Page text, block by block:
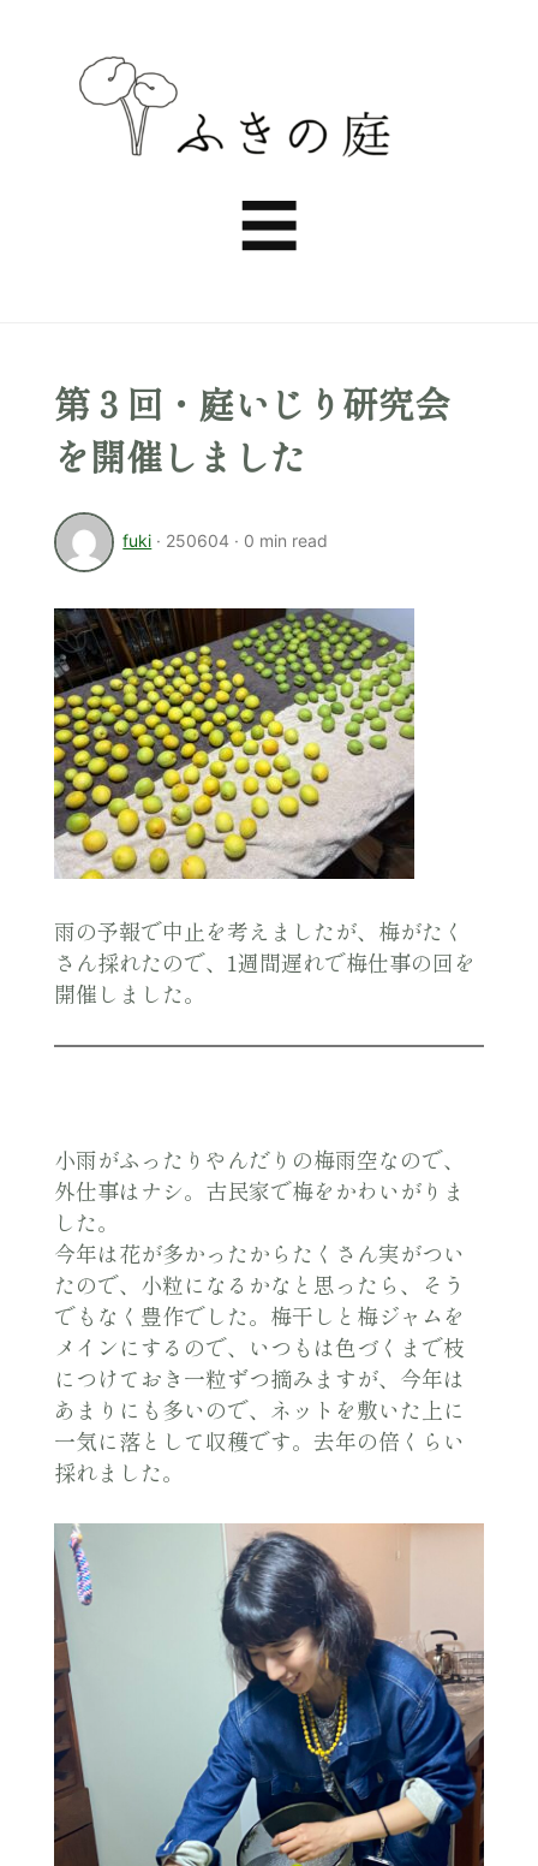
ふ
☰
第３回・庭いじり研究会
を開催しました
fuki · 250604 · 0 min read
雨の予報で中止を考えましたが、梅がたく
さん採れたので、1週間遅れで梅仕事の回を
開催しました。
小雨がふったりやんだりの梅雨空なので、
外仕事はナシ。古民家で梅をかわいがりま
した。
今年は花が多かったからたくさん実がつい
たので、小粒になるかなと思ったら、そう
でもなく豊作でした。梅干しと梅ジャムを
メインにするので、いつもは色づくまで枝
につけておき一粒ずつ摘みますが、今年は
あまりにも多いので、ネットを敷いた上に
一気に落として収穫です。去年の倍くらい
採れました。